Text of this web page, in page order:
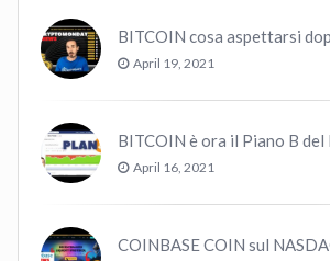
April 19, 2021
BITCOIN è ora il Piano B del
April 16, 2021